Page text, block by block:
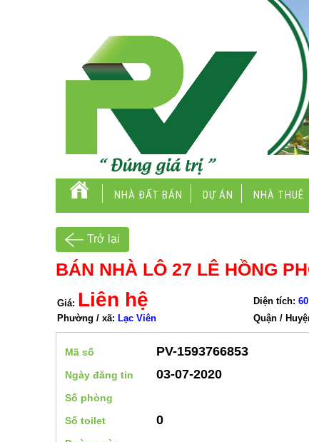
NHÀ ĐẤT BÁN DỰ ÁN NHÀ THUÊ
Trở lại
BÁN NHÀ LÔ 27 LÊ HỒNG
Giá: Liên hệ Diện tích:
Phường / xã: Lạc Viên Quận /
Mã số PV-1593766853
Ngày đăng tin 03-07-2020
Số phòng
Số toilet
0